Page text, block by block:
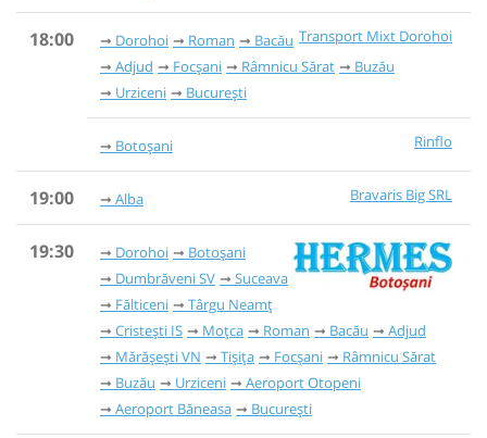
18:00 Transport Mixt Dorohoi
Dorohoi Roman
Bacău
Adjud
Focșani Râmnicu Sărat
Buzău
Urziceni
București
Rinflo
Botoșani
19:00 Bravaris Big SRL
Alba
19:30 Dorohoi
Botoșani
Dumbrăveni SV
Suceava
Fălticeni
Târgu Neamț
Cristești IS
Moțca Roman Bacău
Adjud
Mărășești VN
Tișița Focșani
Râmnicu Sărat
Buzău
Urziceni
Aeroport Otopeni
Aeroport Băneasa
București